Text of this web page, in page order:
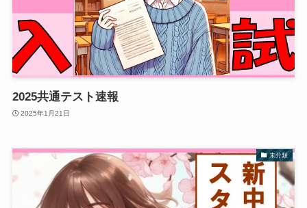
2025共通テスト速報
2025年1月21日
未分類